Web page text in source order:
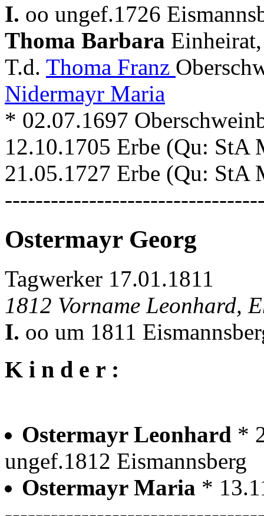
I. oo ungef.1726
Thoma Barbara
T.d. Thoma Franz
Nidermayr Maria
* 02.07.1697
12.10.1705 Erbe (Qu: StA
21.05.1727 Erbe (Qu: StA
Ostermayr Georg
Tagwerker 17.01.1811
1812 Vorname Leonhard,
I. oo um 1811
K i n d e r :
Ostermayr Leonhard *
ungef.1812 Eismannsberg
Ostermayr Maria *